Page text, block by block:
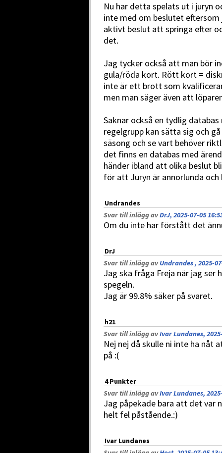
Nu har detta spelats ut i juryn
inte med om beslutet
aktivt beslut att springa efter
det.
Jag tycker också att man bör
gula/röda kort. Rött kort =
inte är ett brott som
men man säger även att
Saknar också en tydlig
regelgrupp kan sätta sig och
säsong och se vart behöver
det finns en databas med
händer ibland att olika beslut
för att Juryn är annorlunda
Undrandes
Svar till inlägg avDrJ, 2025-07-05
Om du inte har förstått det
DrJ
Svar till inlägg avUndrandes , 2025-
Jag ska fråga Freja när jag ser
spegeln.
Jag är 99.8% säker på svaret.
h21
Svar till inlägg avIvar Lundanes,
Nej nej då skulle ni inte ha nåt
på :(
4 Punkter
Svar till inlägg avIvar Lundanes,
Jag påpekade bara att det var
helt fel påstående.:)
Ivar Lundanes